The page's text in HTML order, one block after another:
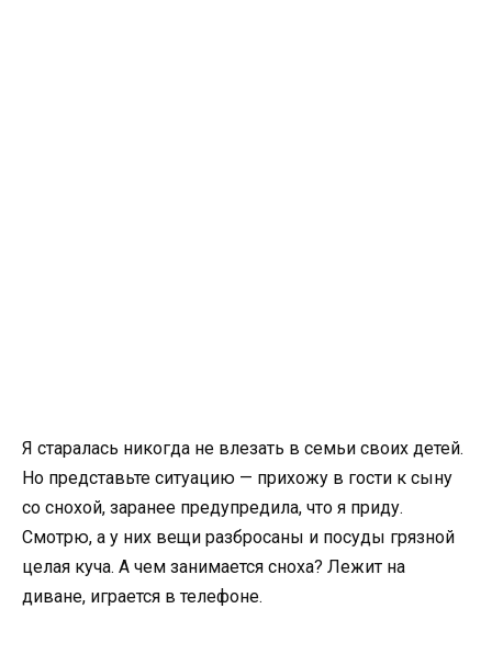
Я старалась никогда не влезать в семьи своих детей.
Но представьте ситуацию — прихожу в гости к сыну
со снохой, заранее предупредила, что я приду.
Смотрю, а у них вещи разбросаны и посуды грязной
целая куча. А чем занимается сноха? Лежит на
диване, играется в телефоне.